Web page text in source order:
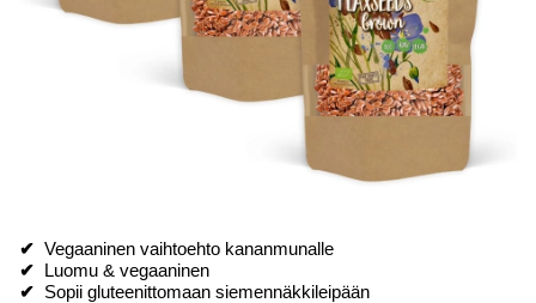
✔ Vegaaninen vaihtoehto kananmunalle
✔ Luomu & vegaaninen
✔ Sopii gluteenittomaan siemennäkkileipään